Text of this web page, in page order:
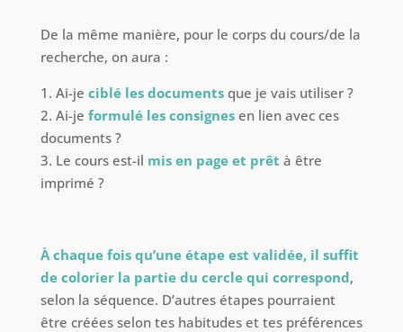
De la même manière, pour le corps du cours/de la
recherche, on aura :
1. Ai-je ciblé les documentsque je vais utiliser ?
2. Ai-je formulé les consignesen lien avec ces
documents ?
3. Le cours est-il mis en page et prêt à être
imprimé ?
À chaque fois qu’une étape est validée, il suffit
de colorier la partie du cercle qui correspond,
selon la séquence. D’autres étapes pourraient
être créées selon tes habitudes et tes préférences